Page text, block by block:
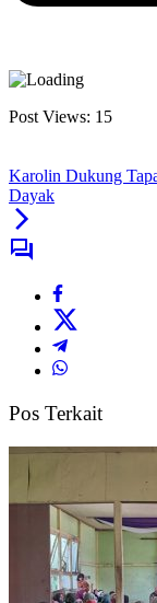
Post Views: 15
Karolin Dukung
Dayak
Pos Terkait